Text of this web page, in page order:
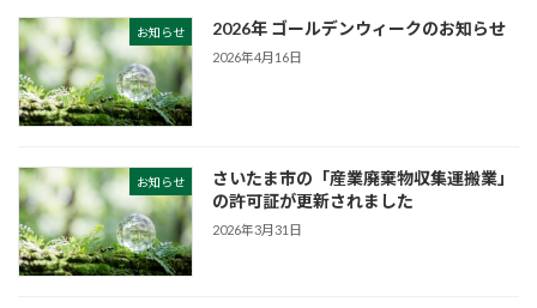
お知らせ 2026年 ゴールデンウィークのお知らせ
2026年4月16日
お知らせ
さいたま市の「産業廃棄物収集運搬業」
の許可証が更新されました
2026年3月31日